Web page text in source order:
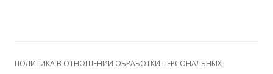
ПОЛИТИКА В ОТНОШЕНИИ ОБРАБОТКИ ПЕРСОНАЛЬНЫХ